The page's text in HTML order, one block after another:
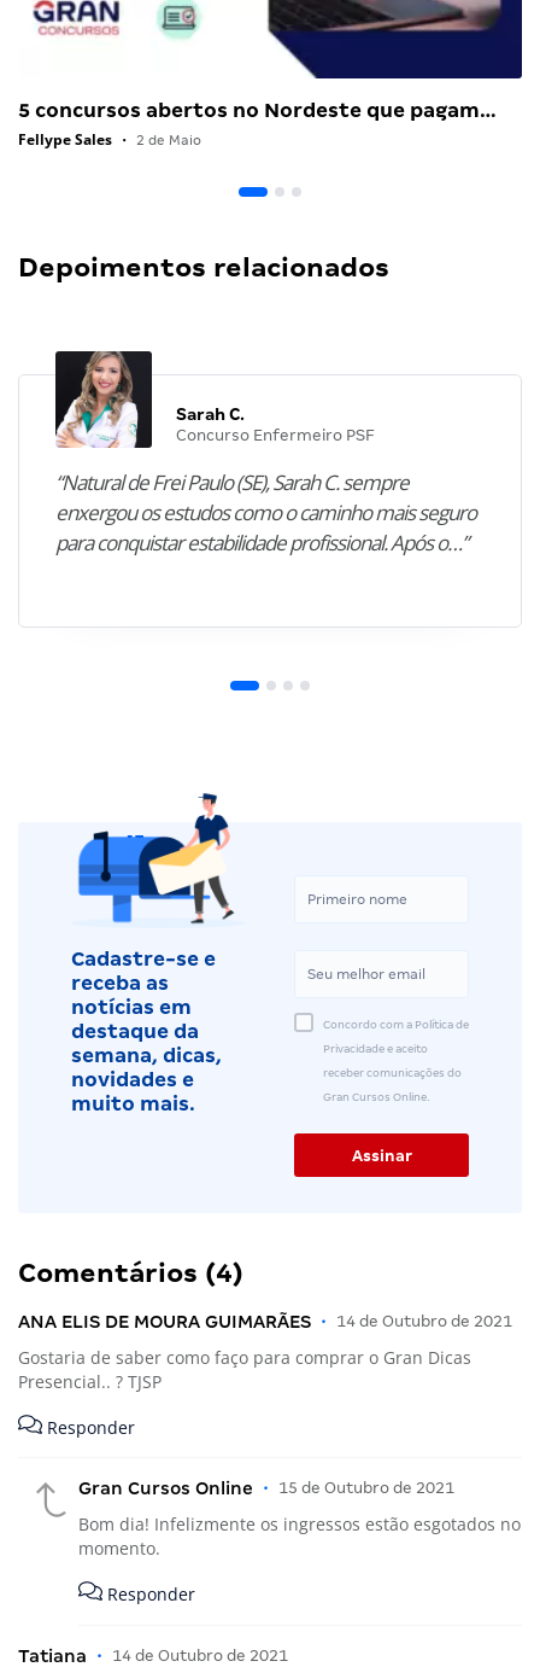
5 concursos abertos no Nordeste que pagam…
Fellype Sales • 2 de Maio
Depoimentos relacionados
Sarah C.
Concurso Enfermeiro PSF
“Natural de Frei Paulo (SE), Sarah C. sempre
enxergou os estudos como o caminho mais seguro
para conquistar estabilidade profissional. Após o…”
Cadastre-se e
receba as
notícias em
destaque da
semana, dicas,
novidades e
muito mais.
Concordo com a Política de
Privacidade e aceito
receber comunicações do
Gran Cursos Online.
Comentários (4)
ANA ELIS DE MOURA GUIMARÃES • 14 de Outubro de 2021
Gostaria de saber como faço para comprar o Gran Dicas
Presencial.. ? TJSP
Responder
Gran Cursos Online • 15 de Outubro de 2021
Bom dia! Infelizmente os ingressos estão esgotados no
momento.
Responder
Tatiana • 14 de Outubro de 2021